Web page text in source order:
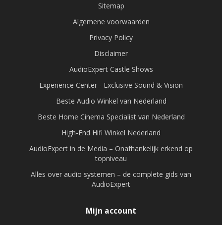
Sitemap
Algemene voorwaarden
Privacy Policy
Disclaimer
AudioExpert Castle Shows
Experience Center - Exclusive Sound & Vision
Beste Audio Winkel van Nederland
Beste Home Cinema Specialist van Nederland
High-End Hifi Winkel Nederland
AudioExpert in de Media – Onafhankelijk erkend op
topniveau
Alles over audio systemen – de complete gids van
AudioExpert
Mijn account